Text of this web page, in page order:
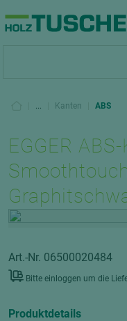
... Kanten ABS
EGGER
Art.-Nr. 06500020484
Bitte einloggen um die
Produktdetails